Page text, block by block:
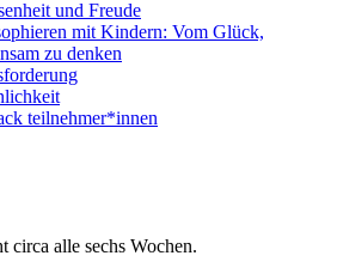
und Freude
mit Kindern: Vom Glück,
zu denken
teilnehmer*innen
circa alle sechs Wochen.